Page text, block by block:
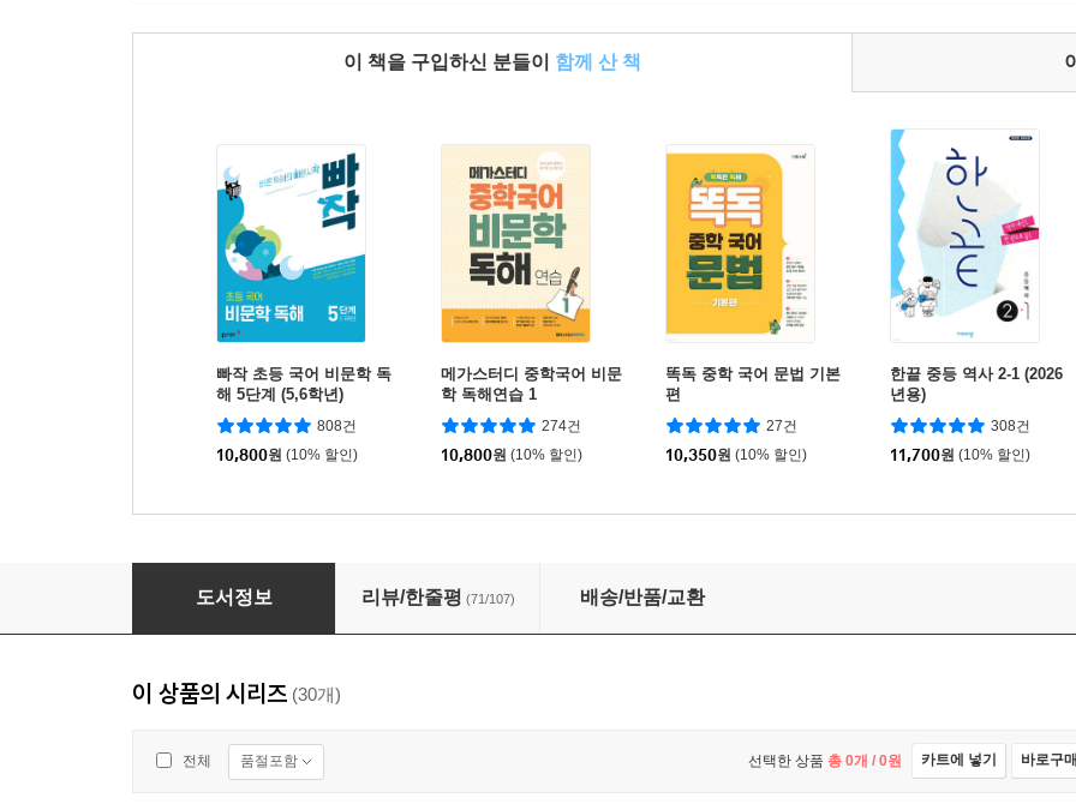
이 책을 구입하신 분들이 함께 산 책
빠작 초등 국어 비문학 독
해 5단계 (5,6학년)
808건
10,800원 (10% 할인)
메가스터디 중학국어 비문
학 독해연습 1
274건
10,800원 (10% 할인)
똑독 중학 국어 문법 기본
편
27건
10,350원 (10% 할인)
한끝 중등 역사 2-1 (2026
년용)
308건
11,700원 (10% 할인)
빠작 중학 국어 비문학 독해 2
도서정보 리뷰/한줄평 (71/107) 배송/반품/교환
이 상품의 시리즈 (30개)
전체 품절포함 선택한 상품 총 0개 / 0원 카트에 넣기 바로구